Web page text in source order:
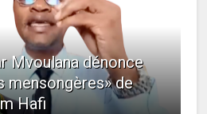
Mvoulana dénonce
mensongères» de
Hafi